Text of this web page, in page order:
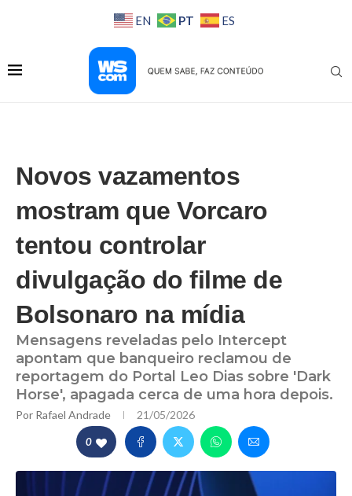
EN PT ES
Novos vazamentos
mostram que Vorcaro
tentou controlar
divulgação do filme de
Bolsonaro na mídia
Mensagens reveladas pelo Intercept
apontam que banqueiro reclamou de
reportagem do Portal Leo Dias sobre 'Dark
Horse', apagada cerca de uma hora depois.
Por Rafael Andrade 21/05/2026
0